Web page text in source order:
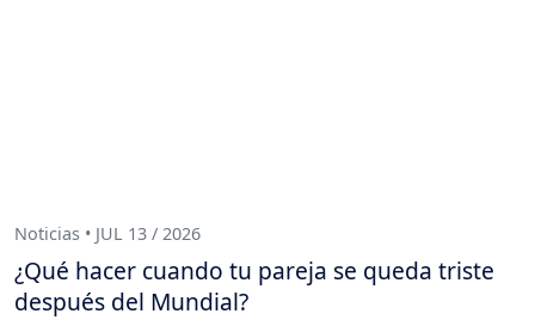
Noticias • JUL 13 / 2026
¿Qué hacer cuando tu pareja se queda triste
después del Mundial?